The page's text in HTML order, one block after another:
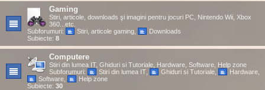
Gaming
Stiri, articole, downloads şi imagini pentru jocuri PC, Nintendo Wii, Xbox
360...etc.
Subforumuri:
Stiri, articole gaming,
Downloads
Subiecte: 8
Computere
Stiri din lumea IT, Ghiduri si Tutoriale, Hardware, Software, Help zone
Subforumuri:
Stiri din lumea IT, Ghiduri si Tutoriale, Hardware,
Software,
Help zone
Subiecte: 30